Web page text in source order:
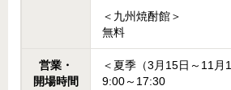
＜九州焼酎館＞
無料
営業・
開場時間
＜夏季（3月15日～11月
9:00～17:30